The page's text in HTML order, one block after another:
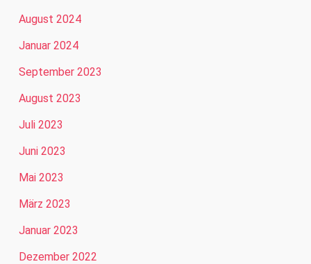
August 2024
Januar 2024
September 2023
August 2023
Juli 2023
Juni 2023
Mai 2023
März 2023
Januar 2023
Dezember 2022